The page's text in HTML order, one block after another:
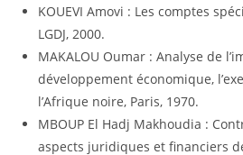
KOUEVI Amovi : Les comptes
LGDJ, 2000.
MAKALOU Oumar : Analyse de
développement économique,
l’Afrique noire, Paris, 1970.
MBOUP El Hadj Makhoudia :
aspects juridiques et financiers